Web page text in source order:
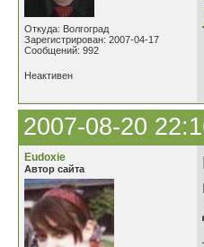
Откуда: Волгоград
Зарегистрирован: 2007-04-17
Сообщений: 992
Неактивен
2007-08-20
Eudoxie
Автор сайта